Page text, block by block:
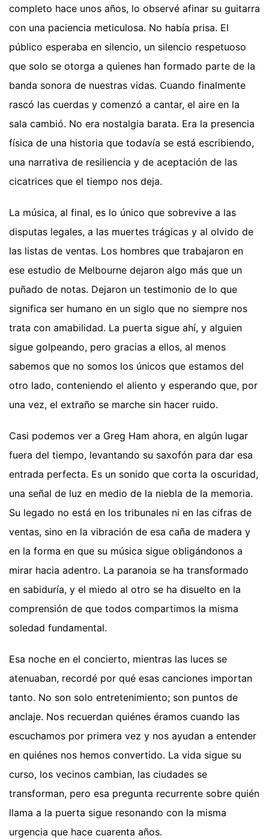
completo hace unos años, lo observé afinar su guitarra
con una paciencia meticulosa. No había prisa. El
público esperaba en silencio, un silencio respetuoso
que solo se otorga a quienes han formado parte de la
banda sonora de nuestras vidas. Cuando finalmente
rascó las cuerdas y comenzó a cantar, el aire en la
sala cambió. No era nostalgia barata. Era la presencia
física de una historia que todavía se está escribiendo,
una narrativa de resiliencia y de aceptación de las
cicatrices que el tiempo nos deja.
La música, al final, es lo único que sobrevive a las
disputas legales, a las muertes trágicas y al olvido de
las listas de ventas. Los hombres que trabajaron en
ese estudio de Melbourne dejaron algo más que un
puñado de notas. Dejaron un testimonio de lo que
significa ser humano en un siglo que no siempre nos
trata con amabilidad. La puerta sigue ahí, y alguien
sigue golpeando, pero gracias a ellos, al menos
sabemos que no somos los únicos que estamos del
otro lado, conteniendo el aliento y esperando que, por
una vez, el extraño se marche sin hacer ruido.
Casi podemos ver a Greg Ham ahora, en algún lugar
fuera del tiempo, levantando su saxofón para dar esa
entrada perfecta. Es un sonido que corta la oscuridad,
una señal de luz en medio de la niebla de la memoria.
Su legado no está en los tribunales ni en las cifras de
ventas, sino en la vibración de esa caña de madera y
en la forma en que su música sigue obligándonos a
mirar hacia adentro. La paranoia se ha transformado
en sabiduría, y el miedo al otro se ha disuelto en la
comprensión de que todos compartimos la misma
soledad fundamental.
Esa noche en el concierto, mientras las luces se
atenuaban, recordé por qué esas canciones importan
tanto. No son solo entretenimiento; son puntos de
anclaje. Nos recuerdan quiénes éramos cuando las
escuchamos por primera vez y nos ayudan a entender
en quiénes nos hemos convertido. La vida sigue su
curso, los vecinos cambian, las ciudades se
transforman, pero esa pregunta recurrente sobre quién
llama a la puerta sigue resonando con la misma
urgencia que hace cuarenta años.